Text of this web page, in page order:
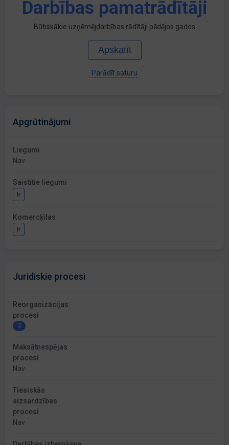
Darbības pamatrādītāji
Būtiskākie uzņēmējdarbības rādītāji pēdējos gados
Apskatīt
Parādīt saturu
Apgrūtinājumi
Liegumi
Nav
Saistītie liegumi
Ir
Komercķīlas
Ir
Juridiskie procesi
Reorganizācijas
procesi
2
Maksātnespējas
procesi
Nav
Tiesiskās
aizsardzības
procesi
Nav